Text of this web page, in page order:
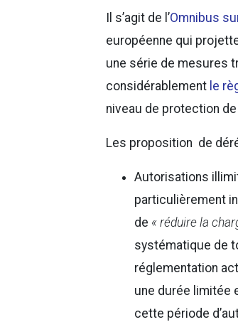
Il s’agit de l’Omnibus
européenne qui
une série de mesures
considérablement le
niveau de protection
Les proposition de
Autorisations
particulièrement
de « réduire la
systématique de
réglementation
une durée limitée
cette période